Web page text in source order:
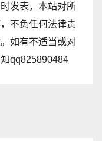
发表，本站对所
不负任何法律责
如有不适当或对
qq825890484